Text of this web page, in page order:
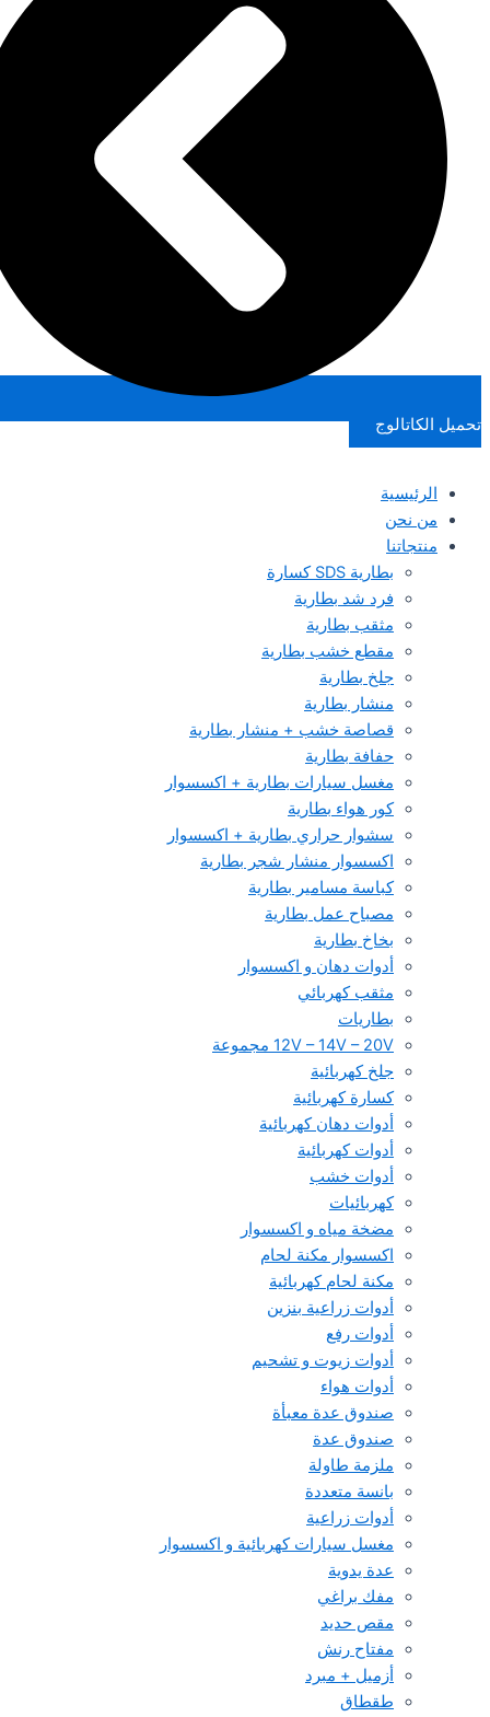
تحميل الكاتالوج
الرئيسية
من نحن
منتجاتنا
بطارية SDS كسارة
فرد شد بطارية
مثقب بطارية
مقطع خشب بطارية
جلخ بطارية
منشار بطارية
قصاصة خشب + منشار بطارية
حفافة بطارية
مغسل سيارات بطارية + اكسسوار
كور هواء بطارية
سشوار حراري بطارية + اكسسوار
اكسسوار منشار شجر بطارية
كباسة مسامير بطارية
مصباح عمل بطارية
بخاخ بطارية
أدوات دهان و اكسسوار
مثقب كهربائي
بطاريات
12V – 14V – 20V مجموعة
جلخ كهربائية
كسارة كهربائية
أدوات دهان كهربائية
أدوات كهربائية
أدوات خشب
كهربائيات
مضخة مياه و اكسسوار
اكسسوار مكنة لحام
مكنة لحام كهربائية
أدوات زراعية بنزين
أدوات رفع
أدوات زيوت و تشحيم
أدوات هواء
صندوق عدة معبأة
صندوق عدة
ملزمة طاولة
بانسة متعددة
أدوات زراعية
مغسل سيارات كهربائية و اكسسوار
عدة يدوية
مفك براغي
مقص حديد
مفتاح رنش
أزميل + مبرد
طقطاق